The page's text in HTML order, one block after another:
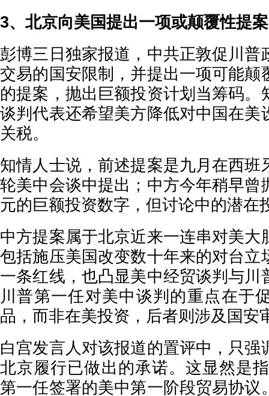
3、北京向美国提出一项或颠覆性提案
彭博三日独家报道，中共正敦促川普
交易的国安限制，并提出一项可能颠
的提案，抛出巨额投资计划当筹码。
谈判代表还希望美方降低对中国在美
关税。
知情人士说，前述提案是九月在西班
轮美中会谈中提出；中方今年稍早曾
元的巨额投资数字，但讨论中的潜在
中方提案属于北京近来一连串对美大
包括施压美国改变数十年来的对台立
一条红线，也凸显美中经贸谈判与川
川普第一任对美中谈判的重点在于
品，而非在美投资，后者则涉及国安
白宫发言人对该报道的置评中，只强
北京履行已做出的承诺。这显然是
第一任签署的美中第一阶段贸易协议